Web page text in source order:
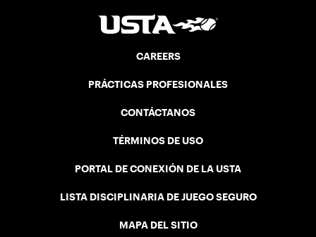
CAREERS
PRÁCTICAS PROFESIONALES
CONTÁCTANOS
TÉRMINOS DE USO
PORTAL DE CONEXIÓN DE LA USTA
LISTA DISCIPLINARIA DE JUEGO SEGURO
MAPA DEL SITIO